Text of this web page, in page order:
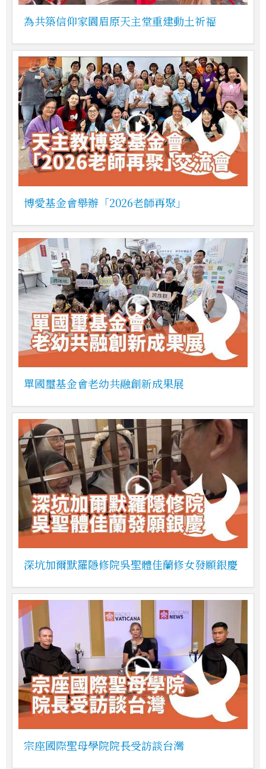
為共築信仰家園眉原天主堂重建動土祈福
博愛基金會舉辦「2026老師再聚」
單國璽基金會老幼共融創新成果展
深坑加爾默羅隱修院吳聖體佳蘭修女發願銀慶
宗座國際聖母學院院長受訪談台灣